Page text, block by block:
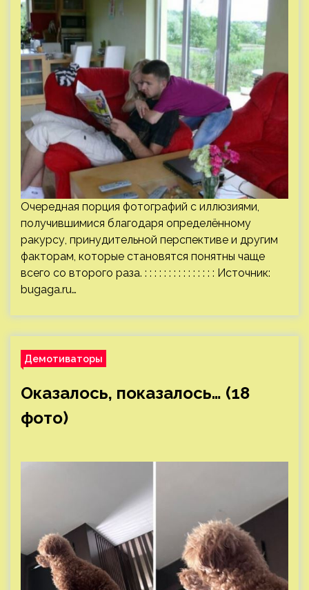
Очередная порция фотографий с иллюзиями,
получившимися благодаря определённому
ракурсу, принудительной перспективе и другим
факторам, которые становятся понятны чаще
всего со второго раза. : : : : : : : : : : : : : : : Источник:
bugaga.ru…
Демотиваторы
Оказалось, показалось… (18
фото)